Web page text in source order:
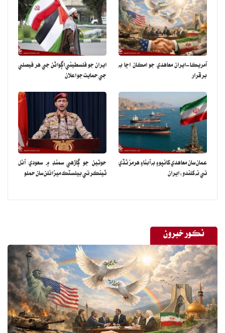
آمريڪا-ايران معاهدي جو امڪان اڃا به
برقرار
ايران جو فلسطيني اڳواڻن جي هر فيصلي
جي حمايت جو اعلان
عمان سان معاهدي کانپوءِ به آبناءِ هرمز ٿڏي
تي نه کلندو: ايران
حوثين جو ڳاڙهي سمنڊ ۾ سعودي آئل
ٽينڪر تي بيلسٽڪ ميزائلن سان حملو
نڪور خبرون